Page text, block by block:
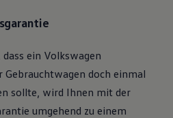
ein Volkswagen
Gebrauchtwagen doch einmal
sollte, wird Ihnen mit der
umgehend zu einem